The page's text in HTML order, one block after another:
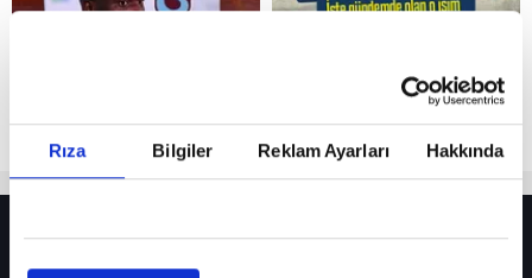
Rıza Bilgiler Reklam Ayarları Hakkında